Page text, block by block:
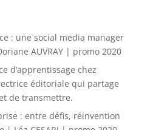
: une social media manager
AUVRAY | promo 2020
d’apprentissage chez
éditoriale qui partage
de transmettre.
: entre défis, réinvention